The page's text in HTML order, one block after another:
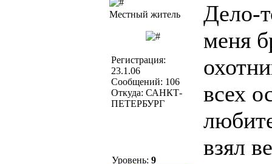
Местный житель
Регистрация:
23.1.06
Сообщений: 106
Откуда: САНКТ-
ПЕТЕРБУРГ
Уровень: 9
Дело-
меня
всех
взял